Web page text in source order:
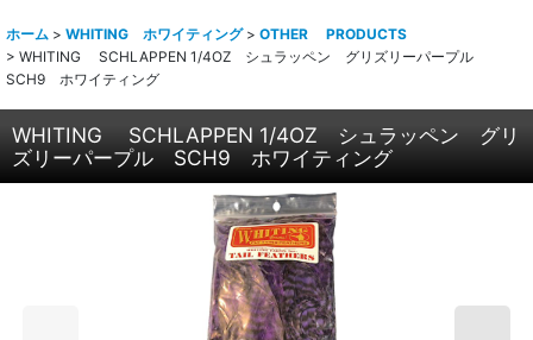
ホーム > WHITING ホワイティング > OTHER PRODUCTS
> WHITING SCHLAPPEN 1/4OZ シュラッペン グリズリーパープル
SCH9 ホワイティング
WHITING SCHLAPPEN 1/4OZ シュラッペン グリ
ズリーパープル SCH9 ホワイティング